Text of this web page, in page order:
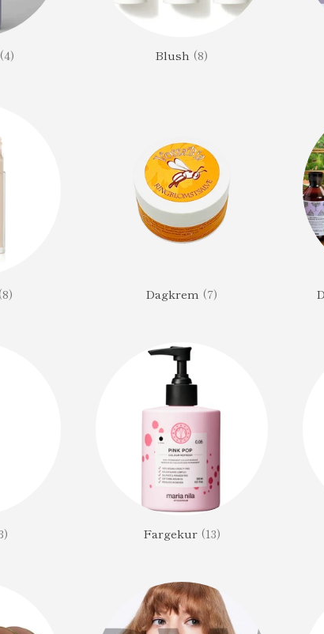
(4) Blush (8)
(8) Dagkrem (7)
Fargekur (13)